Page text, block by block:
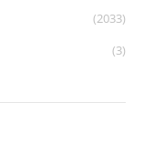
(2033)
(3)